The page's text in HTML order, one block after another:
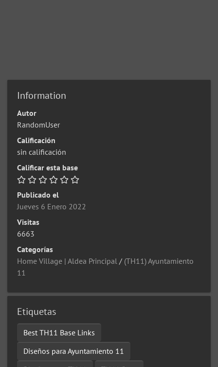
Information
Autor
RandomUser
Calificación
sin calificación
Calificar esta base
Publicado el
Jueves 6 Enero 2022
Visitas
6663
Categorías
Home Village | Aldea Principal / (TH11) Ayuntamiento
11
Etiquetas
Best TH11 Base Links
Diseños para Ayuntamiento 11